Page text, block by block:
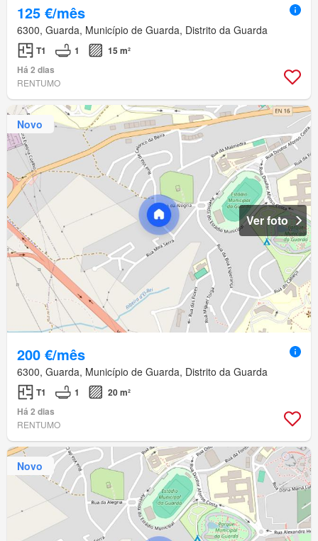
125 €/mês
6300, Guarda, Município de Guarda, Distrito da Guarda
T1 1
15 m²
Há 2 dias
RENTUMO
Novo
Ver foto
200 €/mês
6300, Guarda, Município de Guarda, Distrito da Guarda
T1 1
20 m²
Há 2 dias
RENTUMO
Novo